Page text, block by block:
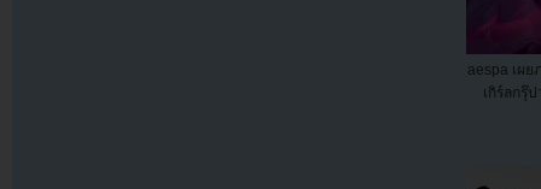
aespa เผ
เกิร์ลกรุ๊